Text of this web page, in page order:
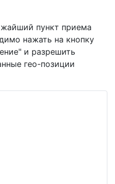
пункт приема
нажать на кнопку
и разрешить
гео-позиции